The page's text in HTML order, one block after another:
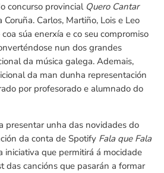
concurso provincial Quero Cantar
Carlos, Martiño, Lois e Leo
súa enerxía e co seu compromiso
nun dos grandes
da música galega. Ademais,
da man dunha representación
por profesorado e alumnado do
presentar unha das novidades do
da conta de Spotify Fala que Fala
iniciativa que permitirá á mocidade
das cancións que pasarán a formar